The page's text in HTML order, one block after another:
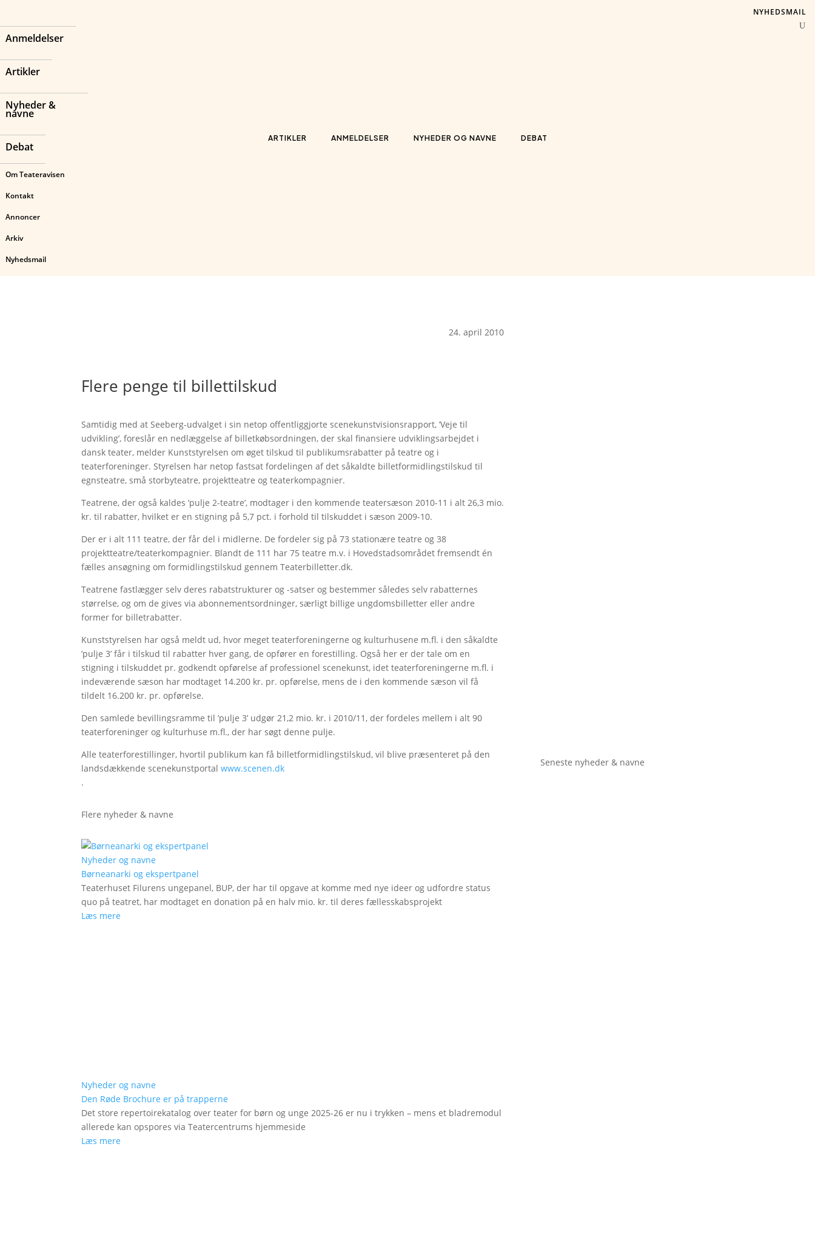
Anmeldelser
Artikler
Nyheder &
navne
Debat
Om Teateravisen
Kontakt
Annoncer
Arkiv
Nyhedsmail
ARTIKLER ANMELDELSER NYHEDER OG NAVNE DEBAT
NYHEDSMAIL
24. april 2010
Flere penge til billettilskud
Samtidig med at Seeberg-udvalget i sin netop offentliggjorte scenekunstvisionsrapport, ’Veje til
udvikling’, foreslår en nedlæggelse af billetkøbsordningen, der skal finansiere udviklingsarbejdet i
dansk teater, melder Kunststyrelsen om øget tilskud til publikumsrabatter på teatre og i
teaterforeninger. Styrelsen har netop fastsat fordelingen af det såkaldte billetformidlingstilskud til
egnsteatre, små storbyteatre, projektteatre og teaterkompagnier.
Teatrene, der også kaldes ’pulje 2-teatre’, modtager i den kommende teatersæson 2010-11 i alt 26,3 mio.
kr. til rabatter, hvilket er en stigning på 5,7 pct. i forhold til tilskuddet i sæson 2009-10.
Der er i alt 111 teatre, der får del i midlerne. De fordeler sig på 73 stationære teatre og 38
projektteatre/teaterkompagnier. Blandt de 111 har 75 teatre m.v. i Hovedstadsområdet fremsendt én
fælles ansøgning om formidlingstilskud gennem Teaterbilletter.dk.
Teatrene fastlægger selv deres rabatstrukturer og -satser og bestemmer således selv rabatternes
størrelse, og om de gives via abonnementsordninger, særligt billige ungdomsbilletter eller andre
former for billetrabatter.
Kunststyrelsen har også meldt ud, hvor meget teaterforeningerne og kulturhusene m.fl. i den såkaldte
’pulje 3’ får i tilskud til rabatter hver gang, de opfører en forestilling. Også her er der tale om en
stigning i tilskuddet pr. godkendt opførelse af professionel scenekunst, idet teaterforeningerne m.fl. i
indeværende sæson har modtaget 14.200 kr. pr. opførelse, mens de i den kommende sæson vil få
tildelt 16.200 kr. pr. opførelse.
Den samlede bevillingsramme til ’pulje 3’ udgør 21,2 mio. kr. i 2010/11, der fordeles mellem i alt 90
teaterforeninger og kulturhuse m.fl., der har søgt denne pulje.
Alle teaterforestillinger, hvortil publikum kan få billetformidlingstilskud, vil blive præsenteret på den
landsdækkende scenekunstportalwww.scenen.dk
.
Flere nyheder & navne
Nyheder og navne
Børneanarki og ekspertpanel
Teaterhuset Filurens ungepanel, BUP, der har til opgave at komme med nye ideer og udfordre status
quo på teatret, har modtaget en donation på en halv mio. kr. til deres fællesskabsprojekt
Læs mere
Nyheder og navne
Den Røde Brochure er på trapperne
Det store repertoirekatalog over teater for børn og unge 2025-26 er nu i trykken – mens et bladremodul
allerede kan opspores via Teatercentrums hjemmeside
Læs mere
Seneste nyheder & navne